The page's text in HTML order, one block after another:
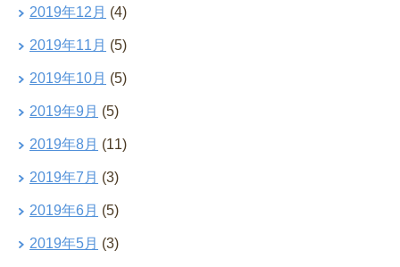
2019年12月 (4)
2019年11月 (5)
2019年10月 (5)
2019年9月 (5)
2019年8月 (11)
2019年7月 (3)
2019年6月 (5)
2019年5月 (3)